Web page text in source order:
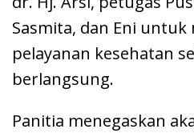
Sasmita, dan Eni
pelayanan kesehatan
berlangsung.
Panitia menegaskan